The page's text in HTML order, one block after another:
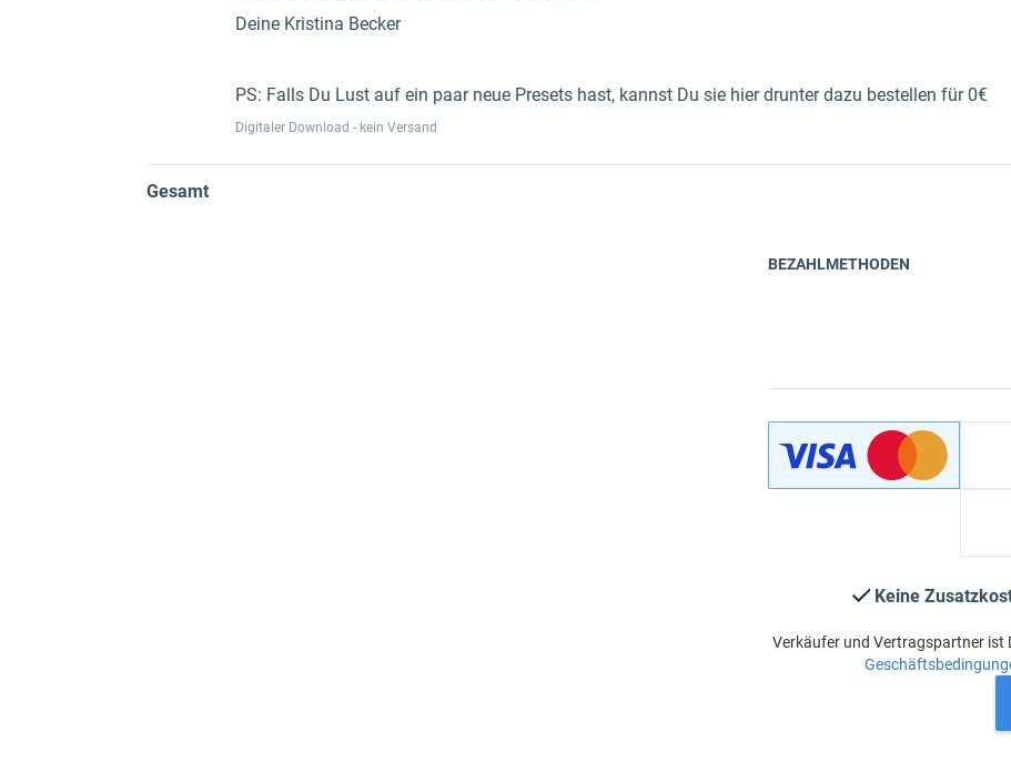
Deine Kristina Becker
PS: Falls Du Lust auf ein paar neue Presets hast, kannst Du sie hier drunter dazu bestellen für 0€
Digitaler Download - kein Versand
Gesamt
BEZAHLMETHODEN
Keine
Verkäufer und Vertragspartner ist